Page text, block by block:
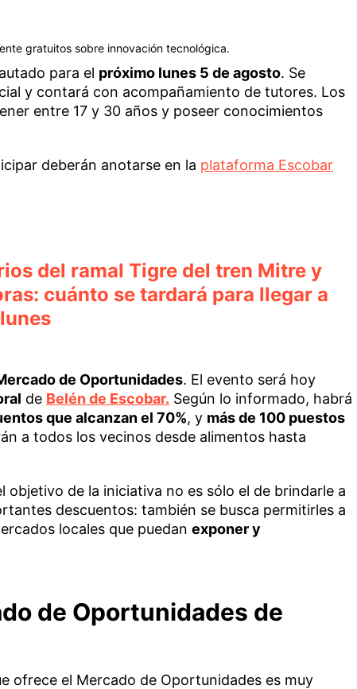
gratuitos sobre innovación tecnológica.
para el próximo lunes 5 de agosto. Se
y contará con acompañamiento de tutores. Los
entre 17 y 30 años y poseer conocimientos
deberán anotarse en la plataforma Escobar
del ramal Tigre del tren Mitre y
cuánto se tardará para llegar a
de Oportunidades. El evento será hoy
de Belén de Escobar. Según lo informado, habrá
que alcanzan el 70%, y más de 100 puestos
a todos los vecinos desde alimentos hasta
objetivo de la iniciativa no es sólo el de brindarle a
descuentos: también se busca permitirles a
locales que puedan exponer y
de Oportunidades de
ofrece el Mercado de Oportunidades es muy